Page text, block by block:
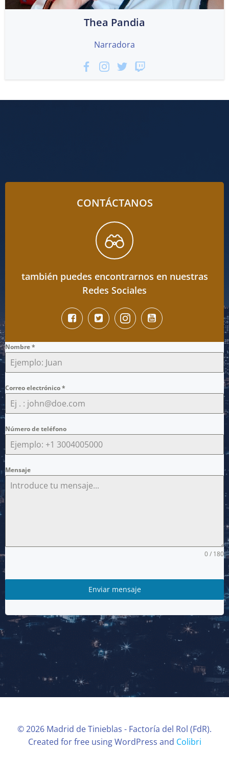
Thea Pandia
Narradora
CONTÁCTANOS
también puedes encontrarnos en nuestras
Redes Sociales
Nombre*
Correo electrónico*
Número de teléfono
Mensaje
0 / 180
Enviar mensaje
© 2026 Madrid de Tinieblas - Factoría del Rol (FdR).
Created for free using WordPress and Colibri